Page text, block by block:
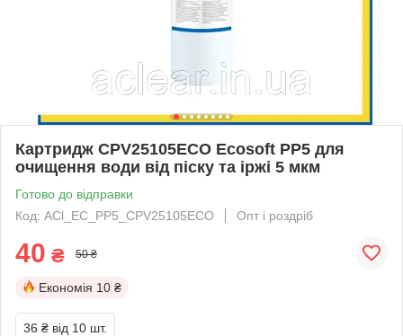
Картридж CPV25105ECO Ecosoft PP5 для
очищення води від піску та іржі 5 мкм
Готово до відправки
Код: ACl_EC_PP5_CPV25105ECO
Опт і роздріб
40 ₴ 50 ₴
Економія 10 ₴
36 ₴ від 10 шт.